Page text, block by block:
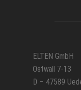
ELTEN GmbH
Ostwall 7-13
D – 47589